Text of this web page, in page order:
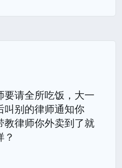
要请全所吃饭，大一
叫别的律师通知你
教律师你外卖到了就